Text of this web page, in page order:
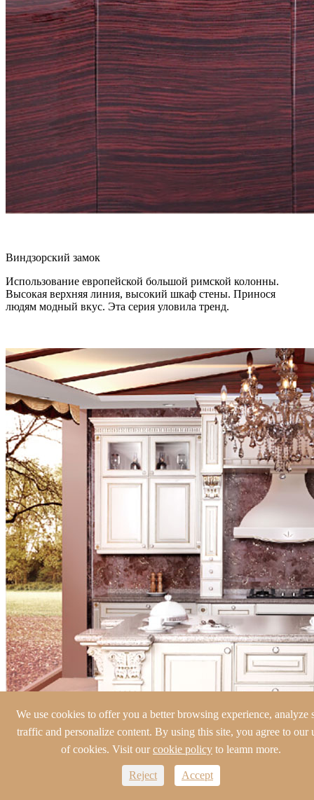
Виндзорский замок
Использование европейской большой римской колонны.
Высокая верхняя линия, высокий шкаф стены. Принося
людям модный вкус. Эта серия уловила тренд.
We use cookies to offer you a better browsing experience, analyze
traffic and personalize content. By using this site, you agree to our
of cookies. Visit ourcookie policy to leamn more.
Reject Accept